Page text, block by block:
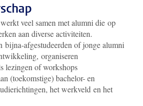
veel samen met alumni die op
aan diverse activiteiten.
afgestudeerden of jonge alumni
organiseren
lezingen of workshops
(toekomstige) bachelor- en
het werkveld en het